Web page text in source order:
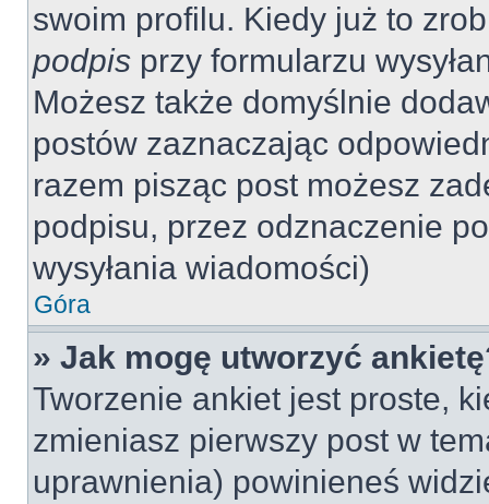
swoim profilu. Kiedy już to
podpis przy formularzu
Możesz także domyślnie
postów zaznaczając
razem pisząc post możesz
podpisu, przez odznaczenie
wysyłania wiadomości)
Góra
» Jak mogę utworzyć
Tworzenie ankiet jest proste,
zmieniasz pierwszy post w
uprawnienia) powinieneś